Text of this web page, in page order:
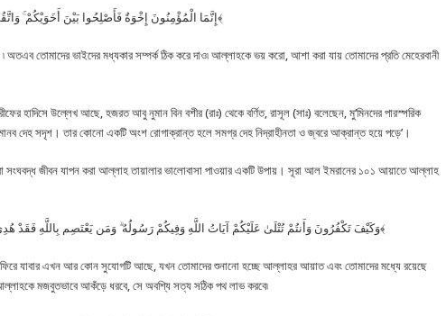
﴿إِنَّمَا الْمُؤْمِنُونَ إِخْوَةٌ فَأَصْلِحُوا بَيْنَ أَخَوَيْكُمْ ۚ وَاتَّقُوا اللَّهَ لَعَلَّكُمْ تُرْحَمُونَ﴾
অতএব তোমাদের ভাইদের মধ্যকার সম্পর্ক ঠিক করে দাও৷ আল্লাহকে ভয় করো, আশা করা যায় তোমাদের প্রতি মেহেরবানী
হাদিসে উল্লেখ আছে, হজরত আবু নুমান বিন বশীর (রাঃ) থেকে বর্ণিত, রাসূল (সাঃ) বলেছেন, মু‘মিনদের পারস্পরিক
দেহ সদৃশ। তার কোনো একটি অংশ রোগাক্রান্ত হলে সমগ্র দেহ নিদ্রাহীনতা ও জ্বরে আক্রান্ত হয়ে পড়ে’।
সংঘবদ্ধ জীবন যাপন করা আল্লাহ তায়ালার ভালোবাসা পাওয়ার একটি উপায়। সূরা আল ইমরানের ১০১ আয়াতে আল্লাহ
﴿وَكَيْفَ تَكْفُرُونَ وَأَنتُمْ تُتْلَىٰ عَلَيْكُمْ آيَاتُ اللَّهِ وَفِيكُمْ رَسُولُهُ ۗ وَمَن يَعْتَصِم بِاللَّهِ فَقَدْ هُدِيَ إِلَىٰ صِرَاطٍ مُّسْتَقِيمٍ﴾
ফিরে যাবার এখন আর কোন সুযোগটি আছে, যখন তোমাদের শুনানো হচ্ছে আল্লাহর আয়াত এবং তোমাদের মধ্যে রয়েছে
মজবুতভাবে আকঁড়ে ধরবে, সে অবশ্যি সত্য সঠিক পথ লাভ করবে৷